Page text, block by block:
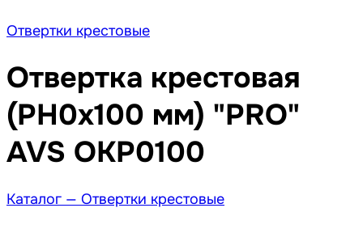
Отвертки крестовые
Отвертка крестовая
(PH0x100 мм) "PRO"
AVS OKP0100
Каталог — Отвертки крестовые